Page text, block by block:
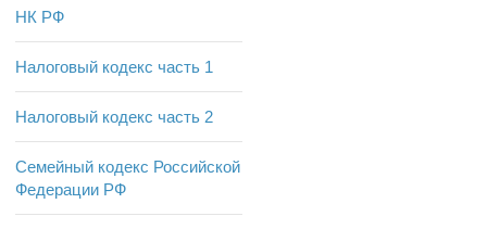
НК РФ
Налоговый кодекс часть 1
Налоговый кодекс часть 2
Семейный кодекс Российской
Федерации РФ